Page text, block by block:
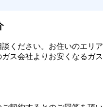
ください。お住いのエリア
ス会社よりお安くなるガス